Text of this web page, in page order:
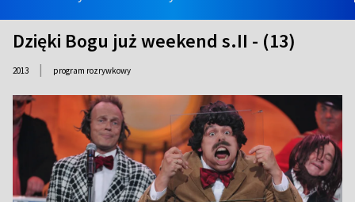
Dzięki Bogu już weekend s.II - (13)
2013 | program rozrywkowy